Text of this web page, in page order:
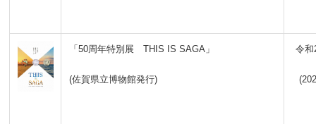
「50周年特別展 THIS IS SAGA」
(佐賀県立博物館発行)
令和